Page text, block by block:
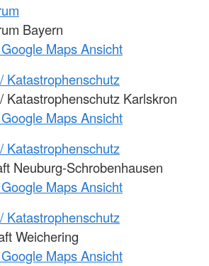
Bayern
Maps Ansicht
Katastrophenschutz
Katastrophenschutz Karlskron
Maps Ansicht
Katastrophenschutz
Neuburg-Schrobenhausen
Maps Ansicht
Katastrophenschutz
Weichering
Maps Ansicht